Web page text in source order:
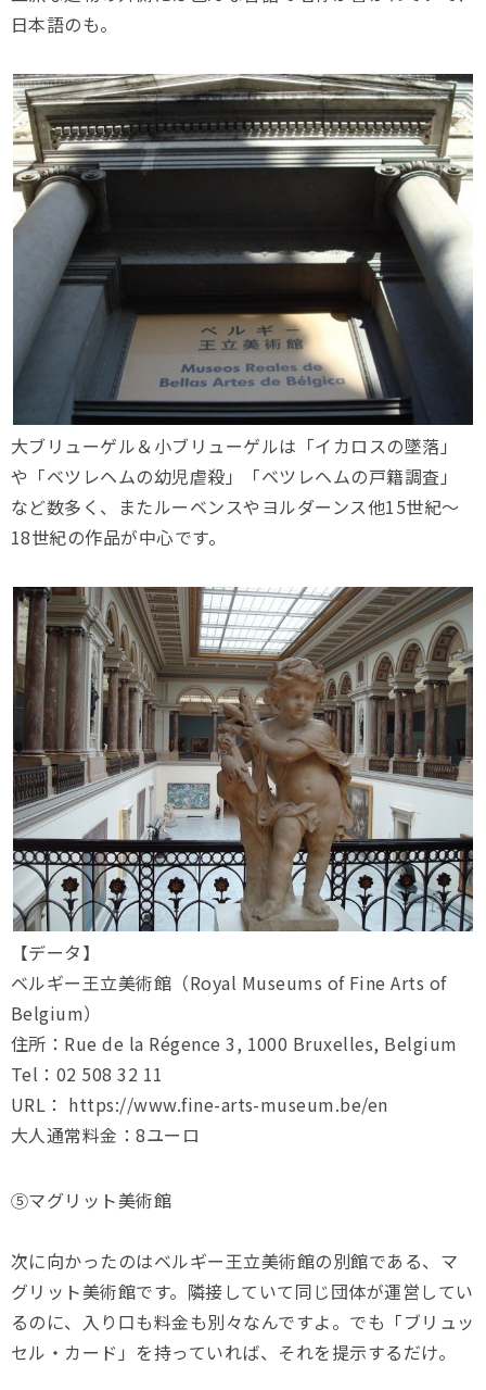
日本語のも。
大ブリューゲル＆小ブリューゲルは「イカロスの墜落」
や「ベツレヘムの幼児虐殺」「ベツレヘムの戸籍調査」
など数多く、またルーベンスやヨルダーンス他15世紀〜
18世紀の作品が中心です。
【データ】
ベルギー王立美術館（Royal Museums of Fine Arts of
Belgium）
住所：Rue de la Régence 3, 1000 Bruxelles, Belgium
Tel：02 508 32 11
URL： https://www.fine-arts-museum.be/en
大人通常料金：8ユーロ
⑤マグリット美術館
次に向かったのはベルギー王立美術館の別館である、マ
グリット美術館です。隣接していて同じ団体が運営してい
るのに、入り口も料金も別々なんですよ。でも「ブリュッ
セル・カード」を持っていれば、それを提示するだけ。